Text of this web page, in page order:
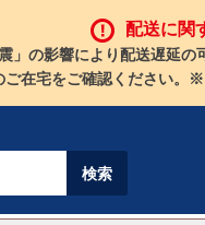
配送に関
」の影響により配送遅延
在宅をご確認ください。